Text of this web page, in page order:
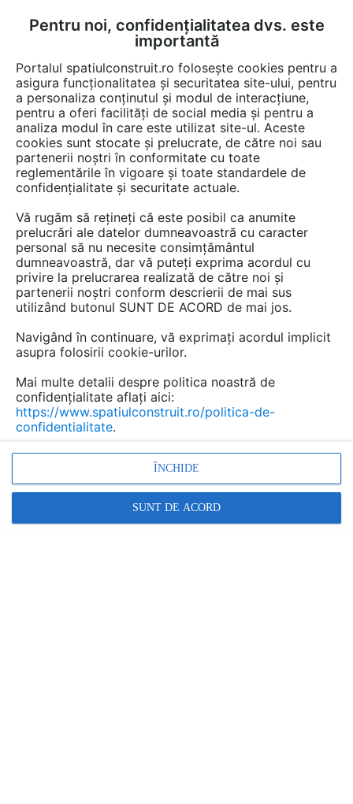
FĂ-ȚI CONT LOGIN
CUM SE FACE
EȘTI AICI: Documentații Fise tehnice Instalatii termice / incalzire
Izolatie elastomerica flexibila rezistenta
la temperaturi ridicate ARMACELL
Armaflex HT S
Limba: Romana
Pentru noi, confidențialitatea dvs. este
importantă
Portalul spatiulconstruit.ro folosește cookies pentru a
asigura funcționalitatea și securitatea site-ului, pentru
a personaliza conținutul și modul de interacțiune,
pentru a oferi facilități de social media și pentru a
analiza modul în care este utilizat site-ul. Aceste
cookies sunt stocate și prelucrate, de către noi sau
partenerii noștri în conformitate cu toate
reglementările în vigoare și toate standardele de
confidențialitate și securitate actuale.
Vă rugăm să rețineți că este posibil ca anumite
prelucrări ale datelor dumneavoastră cu caracter
personal să nu necesite consimțământul
dumneavoastră, dar vă puteți exprima acordul cu
privire la prelucrarea realizată de către noi și
partenerii noștri conform descrierii de mai sus
utilizând butonul SUNT DE ACORD de mai jos.
Navigând în continuare, vă exprimați acordul implicit
asupra folosirii cookie-urilor.
Mai multe detalii despre politica noastră de
confidențialitate aflați aici:
https://www.spatiulconstruit.ro/politica-de-
confidentialitate.
ÎNCHIDE
SUNT DE ACORD